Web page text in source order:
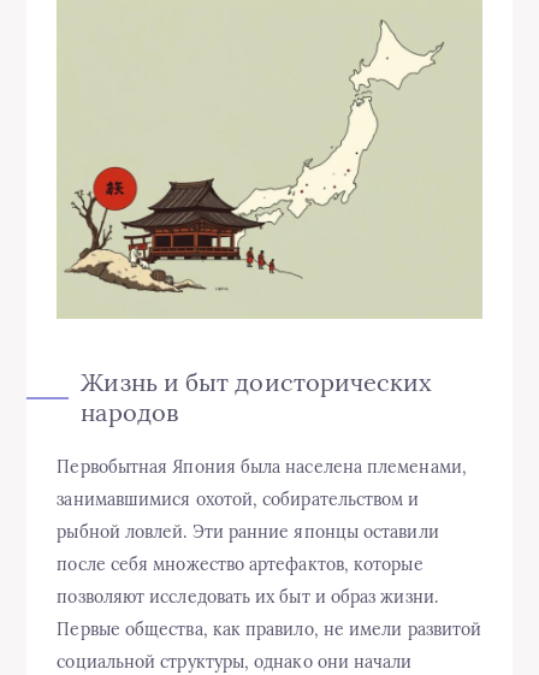
Жизнь и быт доисторических
народов
Первобытная Япония была населена племенами,
занимавшимися охотой, собирательством и
рыбной ловлей. Эти ранние японцы оставили
после себя множество артефактов, которые
позволяют исследовать их быт и образ жизни.
Первые общества, как правило, не имели развитой
социальной структуры, однако они начали